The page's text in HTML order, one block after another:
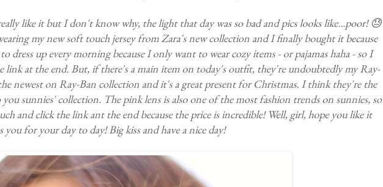
like it but I don't know why, the light that day was so bad and pics looks like...poor! 😓
my new soft touch jersey from Zara's new collection and I finally bought it because
dress up every morning because I only want to wear cozy items - or pajamas haha - so I
link at the end. But, if there's a main item on today's outfit, they're undoubtedly my Ray-
newest on Ray-Ban collection and it's a great present for Christmas. I think they're the
sunnies' collection. The pink lens is also one of the most fashion trends on sunnies, so
and click the link ant the end because the price is incredible! Well, girl, hope you like it
you for your day to day! Big kiss and have a nice day!